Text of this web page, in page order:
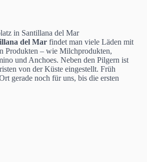
in Santillana del Mar
del Mar findet man viele Läden mit
Produkten – wie Milchprodukten,
und Anchoes. Neben den Pilgern ist
von der Küste eingestellt. Früh
gerade noch für uns, bis die ersten